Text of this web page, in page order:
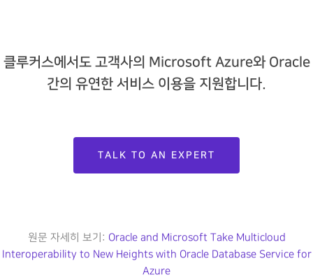
클루커스에서도 고객사의 Microsoft Azure와 Oracle
간의 유연한 서비스 이용을 지원합니다.
TALK TO AN EXPERT
원문 자세히 보기: Oracle and Microsoft Take Multicloud
Interoperability to New Heights with Oracle Database Service for
Azure